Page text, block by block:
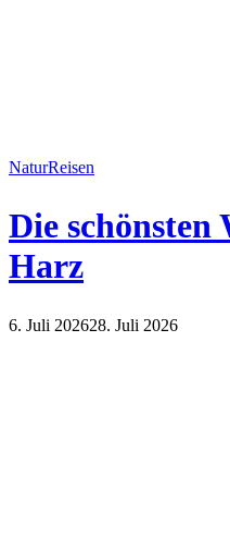
NaturReisen
Die schönsten
Harz
6. Juli 202628. Juli 2026